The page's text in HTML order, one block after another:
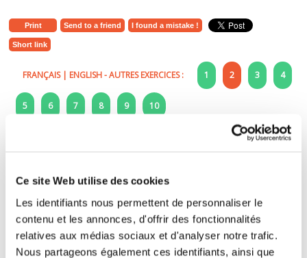
Ce site Web utilise des cookies
Les identifiants nous permettent de personnaliser le
contenu et les annonces, d'offrir des fonctionnalités
relatives aux médias sociaux et d'analyser notre trafic.
Nous partageons également ces identifiants, ainsi que
Print Send to a friend I found a mistake !
Short link
FRANÇAIS| ENGLISH- AUTRES EXERCICES : 1 2 3 4
5 6 7 8 9 10
Put the letters on the right order (drags the
letters)
Hint: De photos ou de timbres